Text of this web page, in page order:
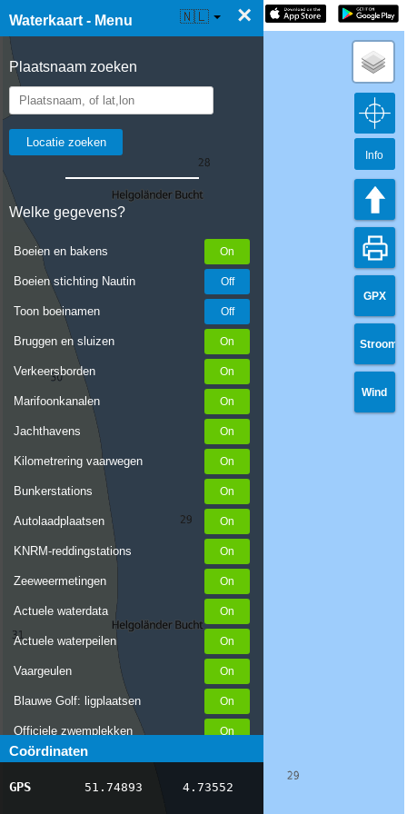
Waterkaart - Menu ×
Plaatsnaam zoeken
Welke gegevens?
Boeien en bakens
Boeien stichting Nautin
Toon boeinamen
Bruggen en sluizen
Verkeersborden
Marifoonkanalen
Jachthavens
Kilometrering vaarwegen
Bunkerstations
Autolaadplaatsen
KNRM-reddingstations
Zeeweermetingen
Actuele waterdata
Actuele waterpeilen
Vaargeulen
Blauwe Golf: ligplaatsen
Officiele zwemplekken
Stremmingen/hinder
AIS scheepsposities
Coördinaten
GPS 51.74893 4.73552
☰ Waterkaart Live 🇳🇱
GPX
Stroom
Wind
Info